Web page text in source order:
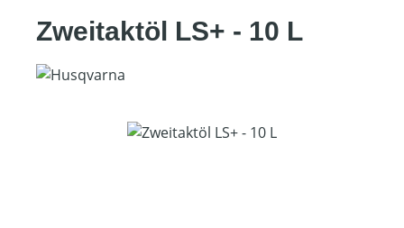
Zweitaktöl LS+ - 10 L
Bildergalerie überspringen